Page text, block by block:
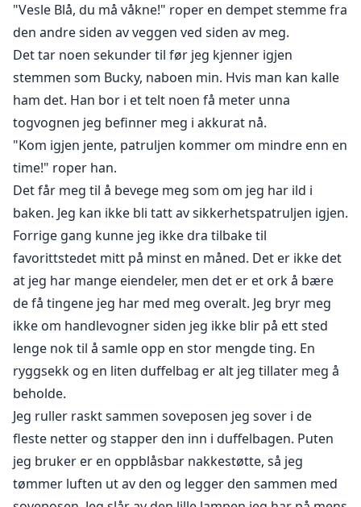
"Slapp av, frøken Riley, dette er Mr. Rhodes, en donor
til sykehuset vårt. Denne kvinnen er hans forlovede.
Jeg tar det herfra," sier legen og trer til side for å la
Jeg ser henne skynde seg bort før jeg fokuserer på
legen. Han er en eldre mann med hvitt hår og et
vennlig ansikt, men han gir meg rare vibber.
Vent...sa han nettopp forlovede?
"Unnskyld, hva sa du?" spør jeg.
"Jeg har et forslag til deg," sier mannen.
"Et forslag til meg? Hva mener du?"
"Et forslag? Det betyr-"
Jeg vifter med hånden. "Ikke det! Jeg er ikke en idiot.
Jeg mener hvilket forslag?"
"Jeg vil at du skal gifte deg med meg," sier han med et
"Vesle Blå, du må våkne!" roper en dempet stemme fra
den andre siden av veggen ved siden av meg.
Det tar noen sekunder til før jeg kjenner igjen
stemmen som Bucky, naboen min. Hvis man kan kalle
ham det. Han bor i et telt noen få meter unna
togvognen jeg befinner meg i akkurat nå.
"Kom igjen jente, patruljen kommer om mindre enn en
time!" roper han.
Det får meg til å bevege meg som om jeg har ild i
baken. Jeg kan ikke bli tatt av sikkerhetspatruljen igjen.
Forrige gang kunne jeg ikke dra tilbake til
favorittstedet mitt på minst en måned. Det er ikke det
at jeg har mange eiendeler, men det er et ork å bære
de få tingene jeg har med meg overalt. Jeg bryr meg
ikke om handlevogner siden jeg ikke blir på ett sted
lenge nok til å samle opp en stor mengde ting. En
ryggsekk og en liten duffelbag er alt jeg tillater meg å
beholde.
Jeg ruller raskt sammen soveposen jeg sover i de
fleste netter og stapper den inn i duffelbagen. Puten
jeg bruker er en oppblåsbar nakkestøtte, så jeg
tømmer luften ut av den og legger den sammen med